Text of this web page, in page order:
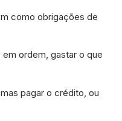
como obrigações de
ordem, gastar o que
pagar o crédito, ou